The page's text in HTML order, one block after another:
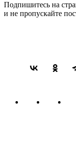
Подпишитесь на
и не пропускайте